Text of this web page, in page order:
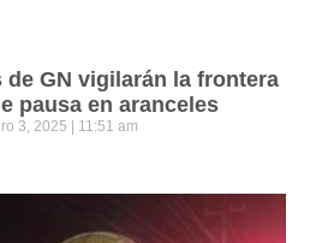
de GN vigilarán la frontera
pausa en aranceles
3, 2025 11:51 am